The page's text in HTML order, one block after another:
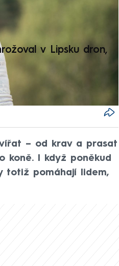
v Lipsku dron,
– od krav a prasat
koně. I když poněkud
totiž pomáhají lidem,